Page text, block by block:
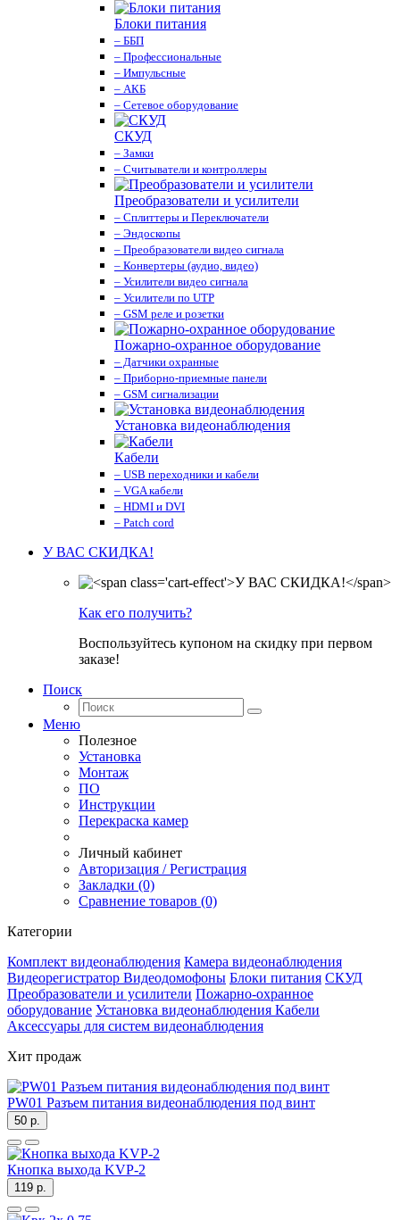
Блоки питания
– ББП
– Профессиональные
– Импульсные
– АКБ
– Сетевое оборудование
СКУД
– Замки
– Считыватели и контроллеры
Преобразователи и усилители
– Сплиттеры и Переключатели
– Эндоскопы
– Преобразователи видео сигнала
– Конвертеры (аудио, видео)
– Усилители видео сигнала
– Усилители по UTP
– GSM реле и розетки
Пожарно-охранное оборудование
– Датчики охранные
– Приборно-приемные панели
– GSM сигнализации
Установка видеонаблюдения
Кабели
– USB переходники и кабели
– VGA кабели
– HDMI и DVI
– Patch cord
У ВАС СКИДКА!
Как его получить?
Воспользуйтесь купоном на скидку при первом
заказе!
Поиск
Меню
Полезное
Установка
Монтаж
ПО
Инструкции
Перекраска камер
Личный кабинет
Авторизация / Регистрация
Закладки (0)
Сравнение товаров (0)
Категории
Комплект видеонаблюдения Камера видеонаблюдения
Видеорегистратор Видеодомофоны Блоки питания СКУД
Преобразователи и усилители Пожарно-охранное
оборудование Установка видеонаблюдения Кабели
Аксессуары для систем видеонаблюдения
Хит продаж
PW01 Разъем питания видеонаблюдения под винт
50 р.
Кнопка выхода KVP-2
119 р.